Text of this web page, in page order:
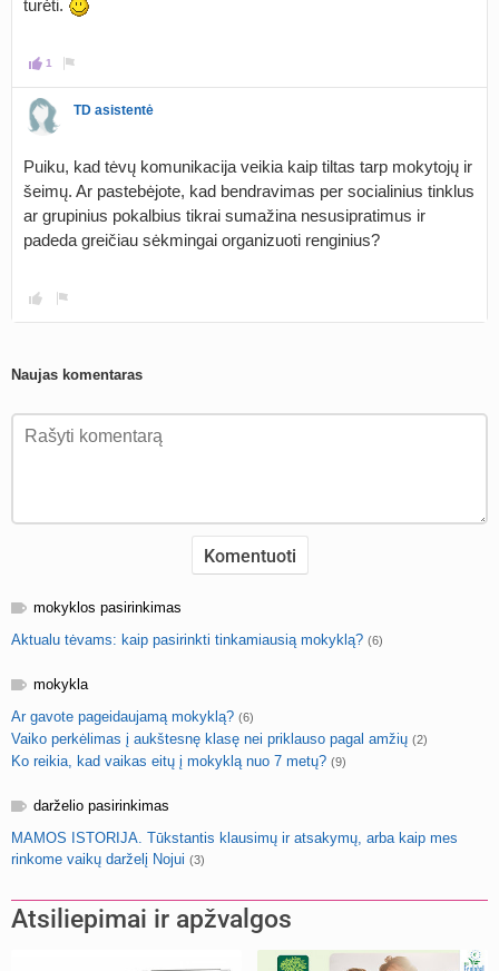
turėti.
1
TD asistentė
Puiku, kad tėvų komunikacija veikia kaip tiltas tarp mokytojų ir
šeimų. Ar pastebėjote, kad bendravimas per socialinius tinklus
ar grupinius pokalbius tikrai sumažina nesusipratimus ir
padeda greičiau sėkmingai organizuoti renginius?
Naujas komentaras
mokyklos pasirinkimas
Aktualu tėvams: kaip pasirinkti tinkamiausią mokyklą? (6)
mokykla
Ar gavote pageidaujamą mokyklą? (6)
Vaiko perkėlimas į aukštesnę klasę nei priklauso pagal amžių (2)
Ko reikia, kad vaikas eitų į mokyklą nuo 7 metų? (9)
darželio pasirinkimas
MAMOS ISTORIJA. Tūkstantis klausimų ir atsakymų, arba kaip mes
rinkome vaikų darželį Nojui (3)
Atsiliepimai ir apžvalgos